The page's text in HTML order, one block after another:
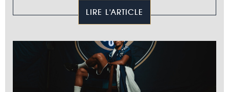
LIRE L'ARTICLE